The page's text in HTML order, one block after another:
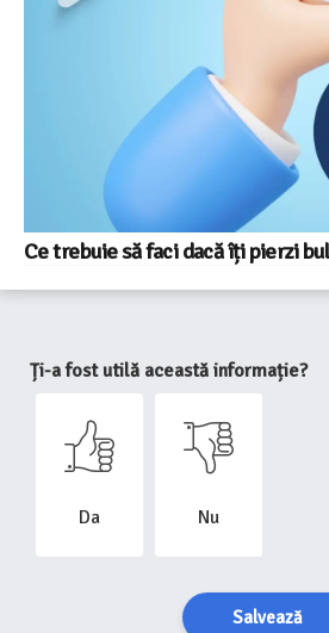
Ce trebuie să faci dacă îți pierzi
Ți-a fost utilă această informație?
Da Nu
Salvează